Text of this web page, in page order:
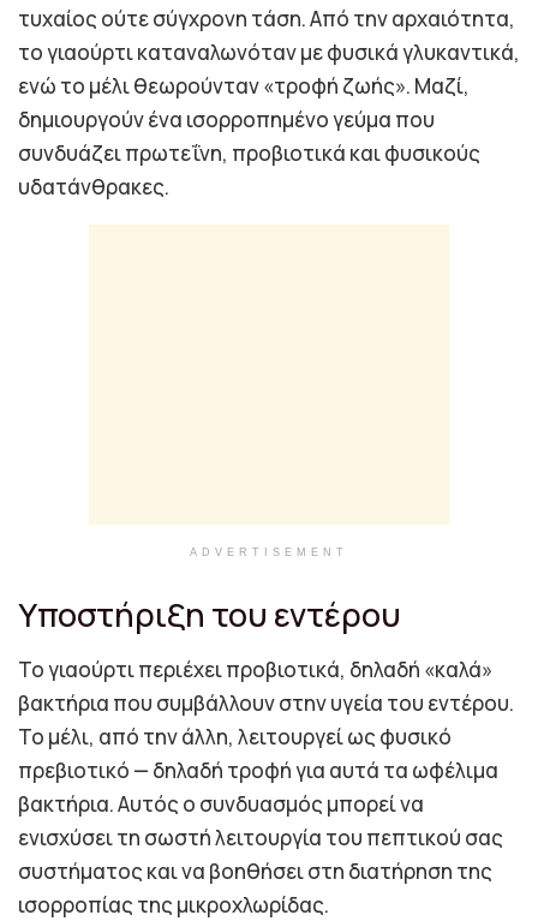
τυχαίος ούτε σύγχρονη τάση. Από την αρχαιότητα,
το γιαούρτι καταναλωνόταν με φυσικά γλυκαντικά,
ενώ το μέλι θεωρούνταν «τροφή ζωής». Μαζί,
δημιουργούν ένα ισορροπημένο γεύμα που
συνδυάζει πρωτεΐνη, προβιοτικά και φυσικούς
υδατάνθρακες.
ADVERTISEMENT
Υποστήριξη του εντέρου
Το γιαούρτι περιέχει προβιοτικά, δηλαδή «καλά»
βακτήρια που συμβάλλουν στην υγεία του εντέρου.
Το μέλι, από την άλλη, λειτουργεί ως φυσικό
πρεβιοτικό — δηλαδή τροφή για αυτά τα ωφέλιμα
βακτήρια. Αυτός ο συνδυασμός μπορεί να
ενισχύσει τη σωστή λειτουργία του πεπτικού σας
συστήματος και να βοηθήσει στη διατήρηση της
ισορροπίας της μικροχλωρίδας.